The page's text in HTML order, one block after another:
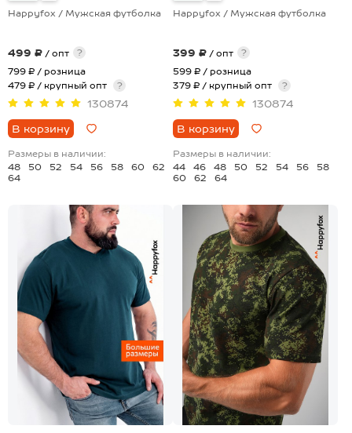
Happyfox / Мужская футболка
499 ₽ / опт
?
799 ₽ / розница
479 ₽ / крупный опт
?
130874
В корзину
Размеры в наличии:
48
50 52 54 56 58 60
62
64
Happyfox / Мужская футболка
399 ₽ / опт
?
599 ₽ / розница
379 ₽ / крупный опт
?
130874
В корзину
Размеры в наличии:
44
46 48 50 52 54 56
58
60
62 64